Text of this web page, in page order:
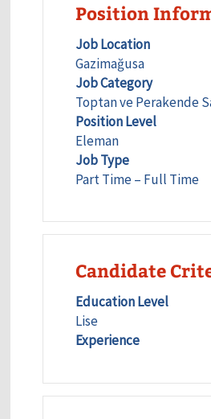
Position
Job Location
Gazimağusa
Job Category
Toptan ve Perakende
Position Level
Eleman
Job Type
Part Time – Full Time
Candidate
Education Level
Lise
Experience